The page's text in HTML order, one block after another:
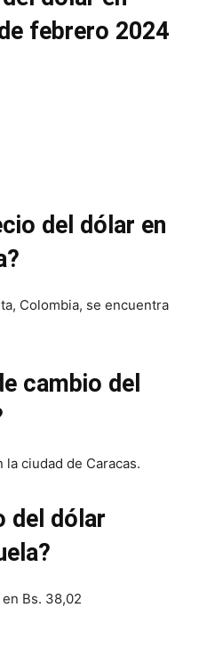
febrero 2024
del dólar en
Colombia, se encuentra
cambio del
la ciudad de Caracas.
del dólar
Bs. 38,02